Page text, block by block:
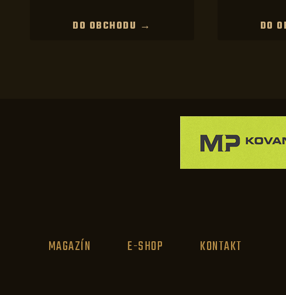
DO OBCHODU → DO
MAGAZÍN E-SHOP KONTAKT